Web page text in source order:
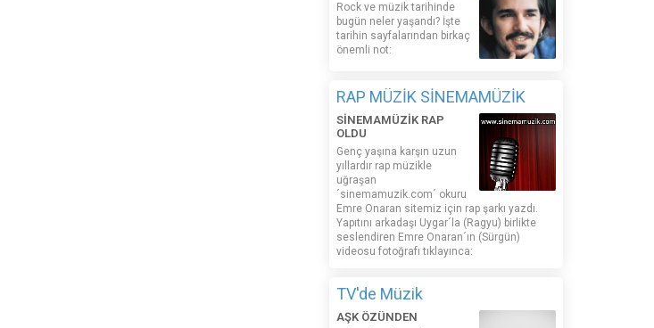
Rock ve müzik tarihinde
bugün neler yaşandı? İşte
tarihin sayfalarından birkaç
önemli not:
RAP MÜZİK SİNEMAMÜZİK
SİNEMAMÜZİK RAP
OLDU
Genç yaşına karşın uzun
yıllardır rap müzikle
uğraşan
´sinemamuzik.com´ okuru
Emre Onaran sitemiz için rap şarkı yazdı.
Yapıtını arkadaşı Uygar´la (Ragyu) birlikte
seslendiren Emre Onaran´ın (Sürgün)
videosu fotoğrafı tıklayınca:
TV'de Müzik
AŞK ÖZÜNDEN